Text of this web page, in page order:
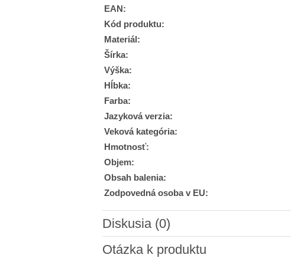
EAN:
Kód produktu:
Materiál:
Šírka:
Výška:
Hĺbka:
Farba:
Jazyková verzia:
Veková kategória:
Hmotnosť:
Objem:
Obsah balenia:
Zodpovedná osoba v EU:
Diskusia (0)
Nový komentár
Otázka k produktu